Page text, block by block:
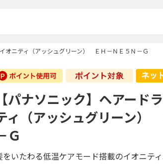
オニティ（アッシュグリーン） ＥＨ－ＮＥ５Ｎ－Ｇ
【パナソニック】ヘアー
ィ（アッシュグリーン）
Ｇ
をいたわる低温ケアモード搭載のイオニティ